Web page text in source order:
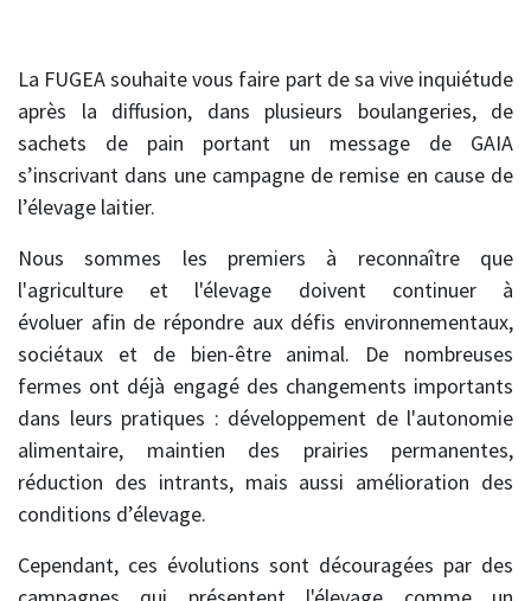
La FUGEA souhaite vous faire part de sa vive inquiétude
après la diffusion, dans plusieurs boulangeries, de
sachets de pain portant un message de GAIA
s’inscrivant dans une campagne de remise en cause de
l’élevage laitier.
Nous sommes les premiers à reconnaître que
l'agriculture et l'élevage doivent continuer à
évoluer afin de répondre aux défis environnementaux,
sociétaux et de bien-être animal. De nombreuses
fermes ont déjà engagé des changements importants
dans leurs pratiques : développement de l'autonomie
alimentaire, maintien des prairies permanentes,
réduction des intrants, mais aussi amélioration des
conditions d’élevage.
Cependant, ces évolutions sont découragées par des